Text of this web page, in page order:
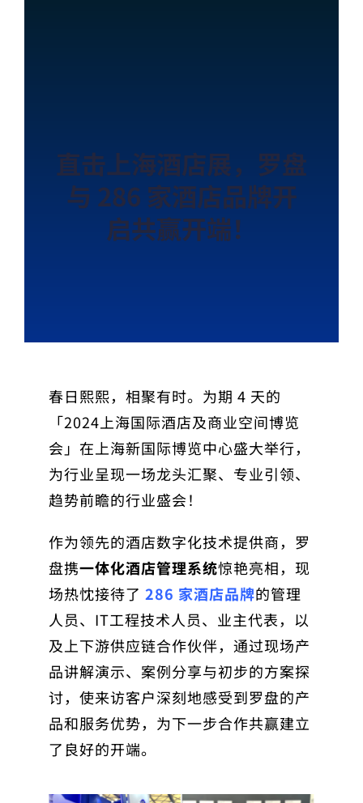
直击上海酒店展，罗盘
与 286 家酒店品牌开
启共赢开端！
春日熙熙，相聚有时。为期 4 天的
「2024上海国际酒店及商业空间博览
会」在上海新国际博览中心盛大举行，
为行业呈现一场龙头汇聚、专业引领、
趋势前瞻的行业盛会！
作为领先的酒店数字化技术提供商，罗
盘携一体化酒店管理系统惊艳亮相，现
场热忱接待了 286 家酒店品牌的管理
人员、IT工程技术人员、业主代表，以
及上下游供应链合作伙伴，通过现场产
品讲解演示、案例分享与初步的方案探
讨，使来访客户深刻地感受到罗盘的产
品和服务优势，为下一步合作共赢建立
了良好的开端。